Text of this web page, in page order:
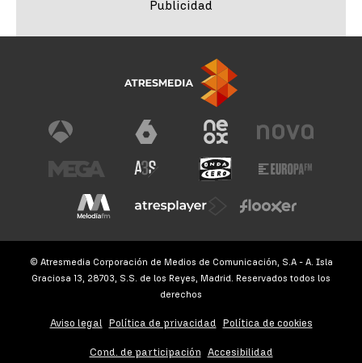
© Atresmedia Corporación de Medios de Comunicación, S.A - A. Isla
Graciosa 13, 28703, S.S. de los Reyes, Madrid. Reservados todos los
derechos
Aviso legal Política de privacidad Política de cookies
Cond. de participación Accesibilidad